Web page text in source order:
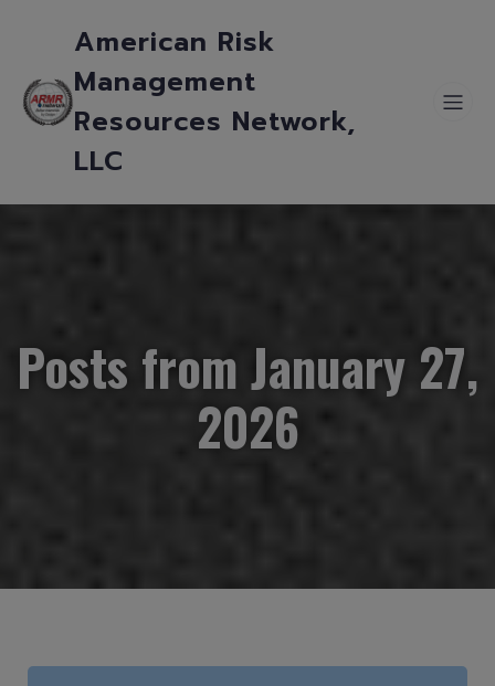
American Risk
Management
Resources Network,
LLC
Posts from January 27,
2026